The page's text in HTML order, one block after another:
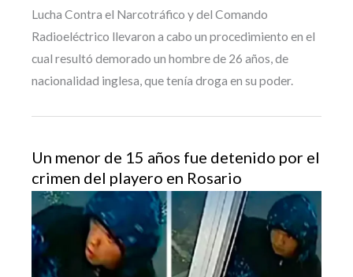
Lucha Contra el Narcotráfico y del Comando
Radioeléctrico llevaron a cabo un procedimiento en el
cual resultó demorado un hombre de 26 años, de
nacionalidad inglesa, que tenía droga en su poder.
Un menor de 15 años fue detenido por el
crimen del playero en Rosario